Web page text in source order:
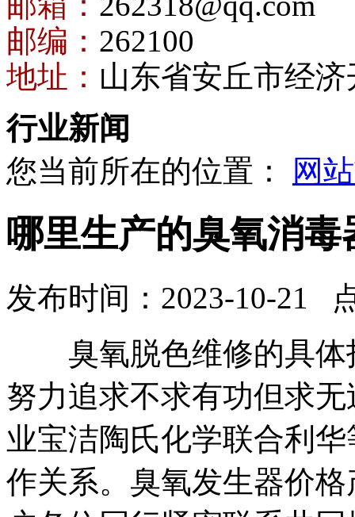
邮编： 262100
地址： 山东省安丘市经
行业新闻
您当前所在的位置：
网
哪里生产的臭氧消毒
发布时间：2023-10-21
臭氧脱色维修的具体
努力追求不求有功但求
业宝洁陶氏化学联合利
作关系。臭氧发生器价